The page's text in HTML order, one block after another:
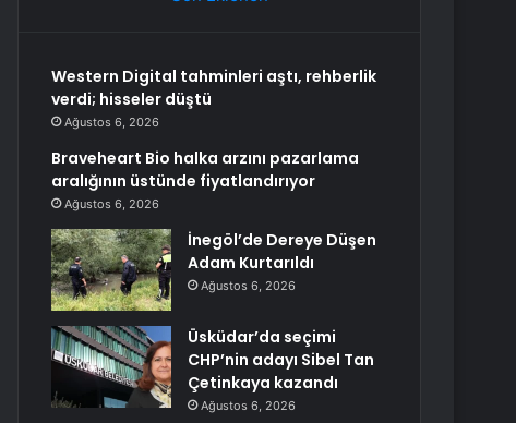
Western Digital tahminleri aştı, rehberlik
verdi; hisseler düştü
Ağustos 6, 2026
Braveheart Bio halka arzını pazarlama
aralığının üstünde fiyatlandırıyor
Ağustos 6, 2026
İnegöl’de Dereye Düşen
Adam Kurtarıldı
Ağustos 6, 2026
Üsküdar’da seçimi
CHP’nin adayı Sibel Tan
Çetinkaya kazandı
Ağustos 6, 2026